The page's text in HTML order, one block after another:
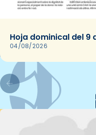
Hoja dominical del 9
04/08/2026